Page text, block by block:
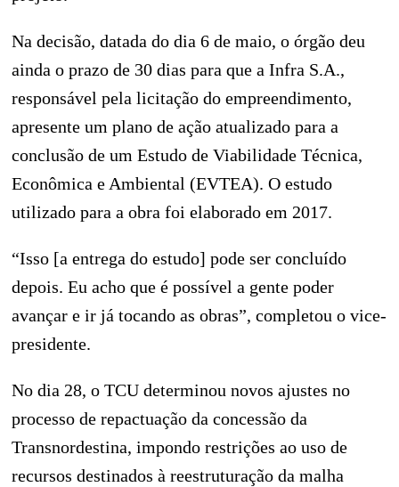
Na decisão, datada do dia 6 de maio, o órgão deu
ainda o prazo de 30 dias para que a Infra S.A.,
responsável pela licitação do empreendimento,
apresente um plano de ação atualizado para a
conclusão de um Estudo de Viabilidade Técnica,
Econômica e Ambiental (EVTEA). O estudo
utilizado para a obra foi elaborado em 2017.
“Isso [a entrega do estudo] pode ser concluído
depois. Eu acho que é possível a gente poder
avançar e ir já tocando as obras”, completou o vice-
presidente.
No dia 28, o TCU determinou novos ajustes no
processo de repactuação da concessão da
Transnordestina, impondo restrições ao uso de
recursos destinados à reestruturação da malha